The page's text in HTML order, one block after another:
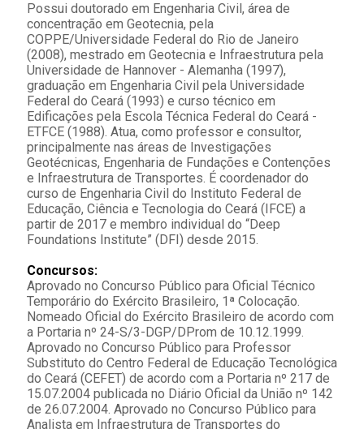
Possui doutorado em Engenharia Civil, área de
concentração em Geotecnia, pela
COPPE/Universidade Federal do Rio de Janeiro
(2008), mestrado em Geotecnia e Infraestrutura pela
Universidade de Hannover - Alemanha (1997),
graduação em Engenharia Civil pela Universidade
Federal do Ceará (1993) e curso técnico em
Edificações pela Escola Técnica Federal do Ceará -
ETFCE (1988). Atua, como professor e consultor,
principalmente nas áreas de Investigações
Geotécnicas, Engenharia de Fundações e Contenções
e Infraestrutura de Transportes. É coordenador do
curso de Engenharia Civil do Instituto Federal de
Educação, Ciência e Tecnologia do Ceará (IFCE) a
partir de 2017 e membro individual do “Deep
Foundations Institute” (DFI) desde 2015.
Concursos:
Aprovado no Concurso Público para Oficial Técnico
Temporário do Exército Brasileiro, 1ª Colocação.
Nomeado Oficial do Exército Brasileiro de acordo com
a Portaria nº 24-S/3-DGP/DProm de 10.12.1999.
Aprovado no Concurso Público para Professor
Substituto do Centro Federal de Educação Tecnológica
do Ceará (CEFET) de acordo com a Portaria nº 217 de
15.07.2004 publicada no Diário Oficial da União nº 142
de 26.07.2004. Aprovado no Concurso Público para
Analista em Infraestrutura de Transportes do